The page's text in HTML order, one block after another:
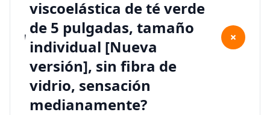
viscoelástica de té verde
de 5 pulgadas, tamaño
individual [Nueva
versión], sin fibra de
vidrio, sensación
medianamente?
+